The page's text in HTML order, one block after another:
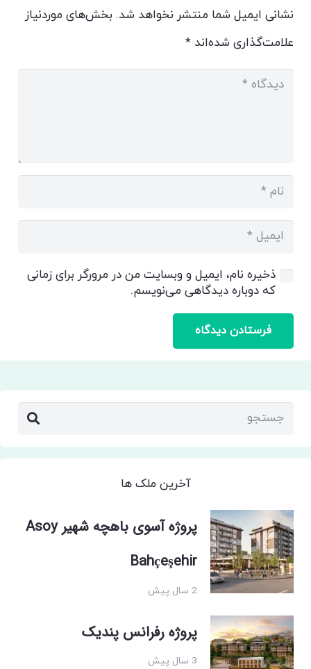
نشانی ایمیل شما منتشر نخواهد شد. بخش‌های موردنیاز
علامت‌گذاری شده‌اند*
ذخیره نام، ایمیل و وبسایت من در مرورگر برای زمانی
که دوباره دیدگاهی می‌نویسم.
فرستادن دیدگاه
آخرین ملک ها
پروژه آسوی باهچه شهیر Asoy
Bahçeşehir
2 سال پیش
پروژه رفرانس پندیک
3 سال پیش